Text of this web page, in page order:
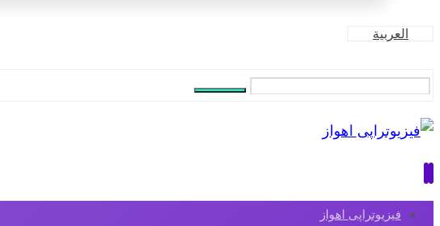
العربية
فیزیوتراپی اهواز